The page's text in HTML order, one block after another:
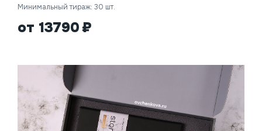
Минимальный тираж: 30 шт.
от 13790